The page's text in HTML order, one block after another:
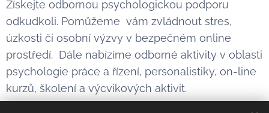
Získejte odbornou psychologickou podporu
odkudkoli. Pomůžeme vám zvládnout stres,
úzkosti či osobní výzvy v bezpečném online
prostředí. Dále nabízíme odborné aktivity v oblasti
psychologie práce a řízení, personalistiky, on-line
kurzů, školení a výcvikových aktivit.